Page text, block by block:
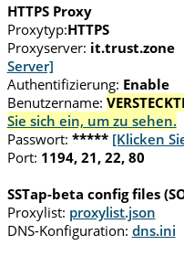
HTTPS Proxy
Proxytyp:HTTPS
Proxyserver: it.trust.zone
Server]
Authentifizierung: Enable
Benutzername:
Sie sich ein, um zu sehen.
Passwort: ***** [Klicken
Port: 1194, 21, 22, 80
SSTap-beta config files
Proxylist: proxylist.json
DNS-Konfiguration: dns.ini